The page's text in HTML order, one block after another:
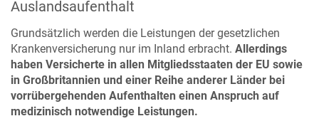
Auslandsaufenthalt
Grundsätzlich werden die Leistungen der gesetzlichen
Krankenversicherung nur im Inland erbracht. Allerdings
haben Versicherte in allen Mitgliedsstaaten der EU sowie
in Großbritannien und einer Reihe anderer Länder bei
vorrübergehenden Aufenthalten einen Anspruch auf
medizinisch notwendige Leistungen.